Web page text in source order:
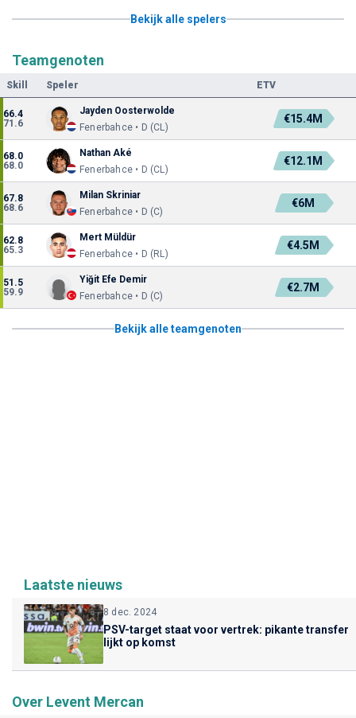
Bekijk alle spelers
Teamgenoten
Skill Speler ETV
66.4
71.6
Jayden Oosterwolde
Fenerbahce • D (CL)
€15.4M
68.0
68.0
Nathan Aké
Fenerbahce • D (CL)
€12.1M
67.8
68.6
Milan Skriniar
Fenerbahce • D (C)
€6M
62.8
65.3
Mert Müldür
Fenerbahce • D (RL)
€4.5M
51.5
59.9
Yiğit Efe Demir
Fenerbahce • D (C)
€2.7M
Bekijk alle teamgenoten
Laatste nieuws
8 dec. 2024
PSV-target staat voor vertrek: pikante transfer
lijkt op komst
Over Levent Mercan